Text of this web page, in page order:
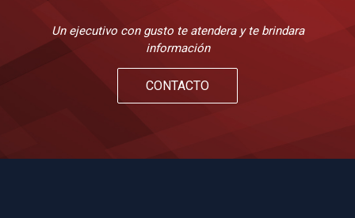
Un ejecutivo con gusto te atendera y te brindara
información
CONTACTO